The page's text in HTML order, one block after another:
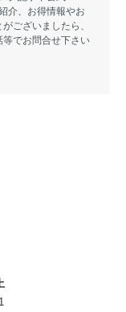
介、お得情報やお
ございましたら、
でお問合せ下さい
1